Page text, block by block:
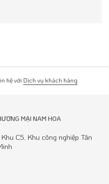
hệ với Dịch vụ khách hàng
MẠI NAM HOA
C5, Khu công nghiệp Tân